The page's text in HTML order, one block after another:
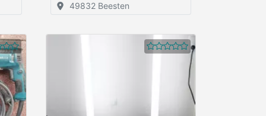
49832 Beesten